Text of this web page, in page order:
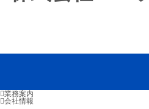
業務案内
会社情報